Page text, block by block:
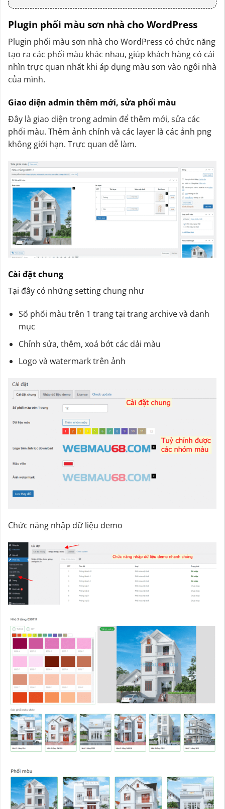
Plugin phối màu sơn nhà cho WordPress
Plugin phối màu sơn nhà cho WordPress có chức năng
tạo ra các phối màu khác nhau, giúp khách hàng có cái
nhìn trực quan nhất khi áp dụng màu sơn vào ngôi nhà
của mình.
Giao diện admin thêm mới, sửa phối màu
Đây là giao diện trong admin để thêm mới, sửa các
phối màu. Thêm ảnh chính và các layer là các ảnh png
không giới hạn. Trực quan dễ làm.
Cài đặt chung
Tại đây có những setting chung như
Số phối màu trên 1 trang tại trang archive và danh
mục
Chỉnh sửa, thêm, xoá bớt các dải màu
Logo và watermark trên ảnh
Chức năng nhập dữ liệu demo